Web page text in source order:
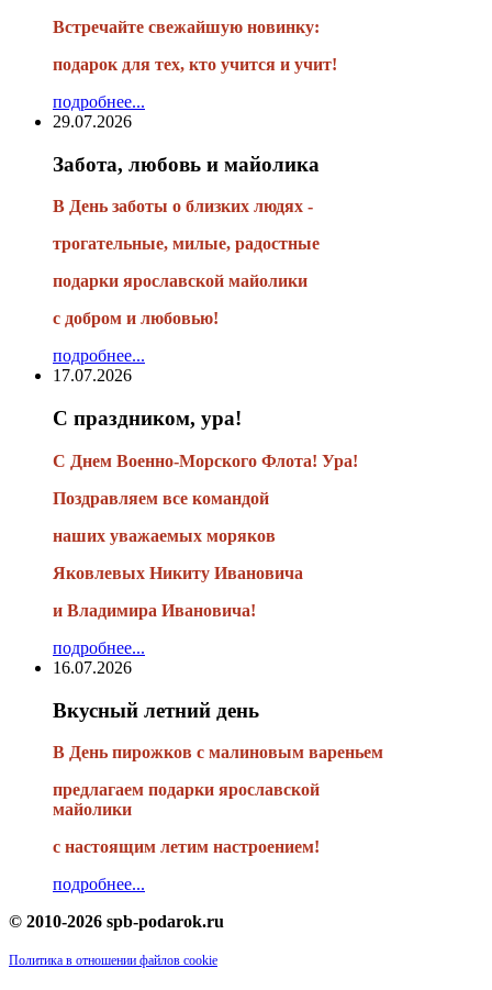
Встречайте свежайшую новинку:
подарок для тех, кто учится и учит!
подробнее...
29.07.2026
Забота, любовь и майолика
В День заботы о близких людях -
трогательные, милые, радостные
подарки ярославской майолики
с добром и любовью!
подробнее...
17.07.2026
С праздником, ура!
С Днем Военно-Морского Флота! Ура!
Поздравляем все командой
наших уважаемых моряков
Яковлевых Никиту Ивановича
и Владимира Ивановича!
подробнее...
16.07.2026
Вкусный летний день
В День пирожков с малиновым вареньем
предлагаем подарки ярославской
майолики
с настоящим летим настроением!
подробнее...
© 2010-2026 spb-podarok.ru
Политика в отношении файлов cookie